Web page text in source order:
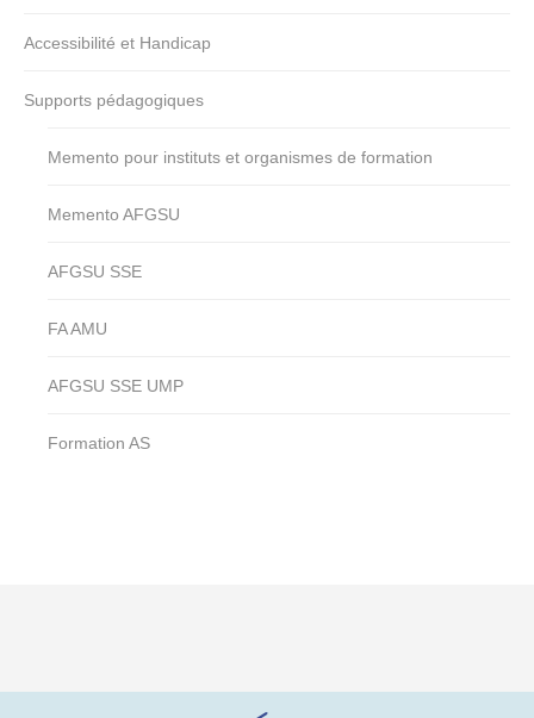
Accessibilité et Handicap
Supports pédagogiques
Memento pour instituts et organismes de formation
Memento AFGSU
AFGSU SSE
FA AMU
AFGSU SSE UMP
Formation AS